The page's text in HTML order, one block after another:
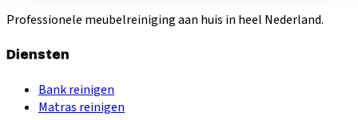
Professionele meubelreiniging aan huis in heel Nederland.
Diensten
Bank reinigen
Matras reinigen